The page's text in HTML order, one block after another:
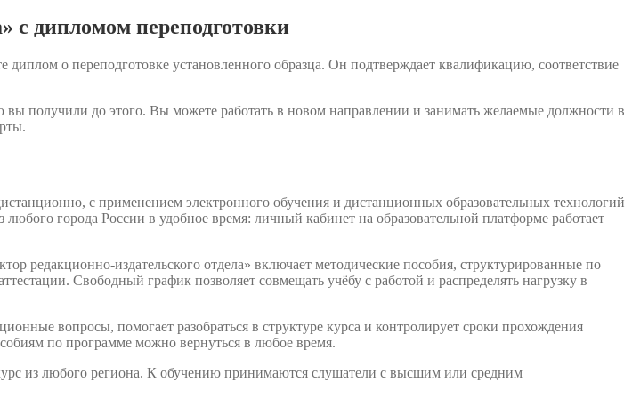
с дипломом переподготовки
о переподготовке установленного образца. Он подтверждает квалификацию, соответствие
получили до этого. Вы можете работать в новом направлении и занимать желаемые должности в
с применением электронного обучения и дистанционных образовательных технологий
города России в удобное время: личный кабинет на образовательной платформе работает
редакционно-издательского отдела» включает методические пособия, структурированные по
Свободный график позволяет совмещать учёбу с работой и распределять нагрузку в
вопросы, помогает разобраться в структуре курса и контролирует сроки прохождения
по программе можно вернуться в любое время.
из любого региона. К обучению принимаются слушатели с высшим или средним